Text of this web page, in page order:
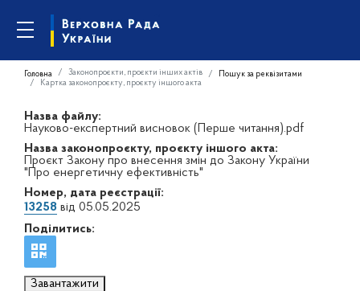
Головна Законопроєкти, проєкти інших актів
Пошук за реквізитами
Картка законопроєкту, проєкту іншого акта
Назва файлу:
Науково-експертний висновок (Перше читання).pdf
Назва законопроєкту, проєкту іншого акта:
Проєкт Закону про внесення змін до Закону України
"Про енергетичну ефективність"
Номер, дата реєстрації:
13258 від 05.05.2025
Поділитись:
Завантажити